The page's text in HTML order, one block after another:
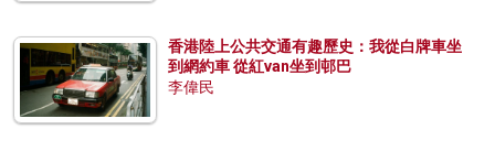
香港陸上公共交通有趣歷史：我從白牌車坐
到網約車 從紅van坐到邨巴
李偉民